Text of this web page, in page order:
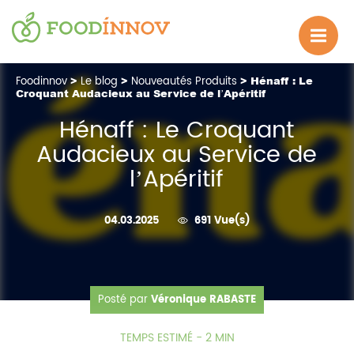
Foodinnov>Le blog > Nouveautés Produits > Hénaff : Le
Croquant Audacieux au Service de l’Apéritif
Hénaff : Le Croquant
Audacieux au Service de
l’Apéritif
04.03.2025 691 Vue(s)
Posté parVéronique RABASTE
TEMPS ESTIMÉ - 2 MIN